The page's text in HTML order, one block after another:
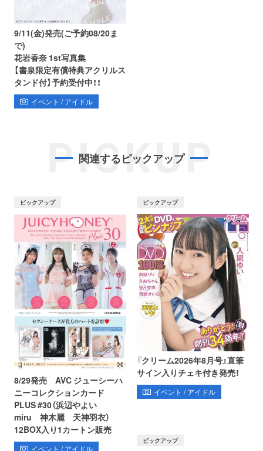
9/11(金)発売(ご予約08/20ま
で)
花岩香奈 1st写真集
【書泉限定有償特典アクリルス
タンド付】予約受付中！！
イベント / アイドル
PICKUP
関連するピックアップ
ピックアップ
8/29発売 AVC ジューシーハ
ニーコレクションカード
PLUS #30（浜辺やよい
miru 神木麗 天神羽衣）
12BOX入り1カートン販売
イベント / アイドル
ピックアップ
『クリーム2026年8月号』直筆
サイン入りチェキ付き発売！
イベント / アイドル
ピックアップ